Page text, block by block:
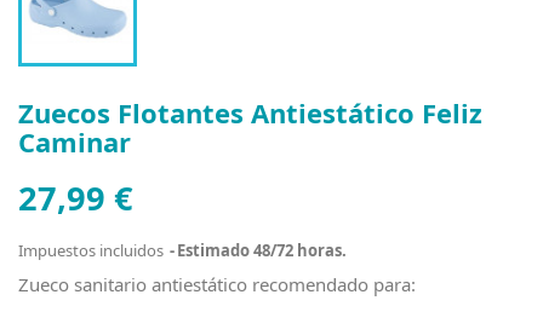
Zuecos Flotantes Antiestático Feliz
Caminar
27,99 €
Impuestos incluidos Estimado 48/72 horas.
Zueco sanitario antiestático recomendado para: